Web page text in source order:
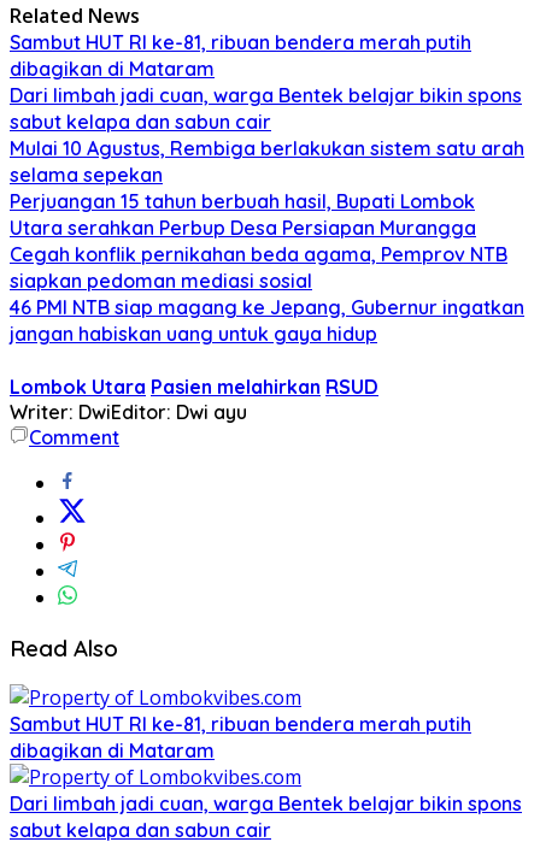
Related News
Sambut HUT RI ke-81, ribuan bendera merah putih
dibagikan di Mataram
Dari limbah jadi cuan, warga Bentek belajar bikin spons
sabut kelapa dan sabun cair
Mulai 10 Agustus, Rembiga berlakukan sistem satu arah
selama sepekan
Perjuangan 15 tahun berbuah hasil, Bupati Lombok
Utara serahkan Perbup Desa Persiapan Murangga
Cegah konflik pernikahan beda agama, Pemprov NTB
siapkan pedoman mediasi sosial
46 PMI NTB siap magang ke Jepang, Gubernur ingatkan
jangan habiskan uang untuk gaya hidup
Lombok Utara Pasien melahirkan RSUD
Writer: DwiEditor: Dwi ayu
Comment
Read Also
Sambut HUT RI ke-81, ribuan bendera merah putih
dibagikan di Mataram
Dari limbah jadi cuan, warga Bentek belajar bikin spons
sabut kelapa dan sabun cair